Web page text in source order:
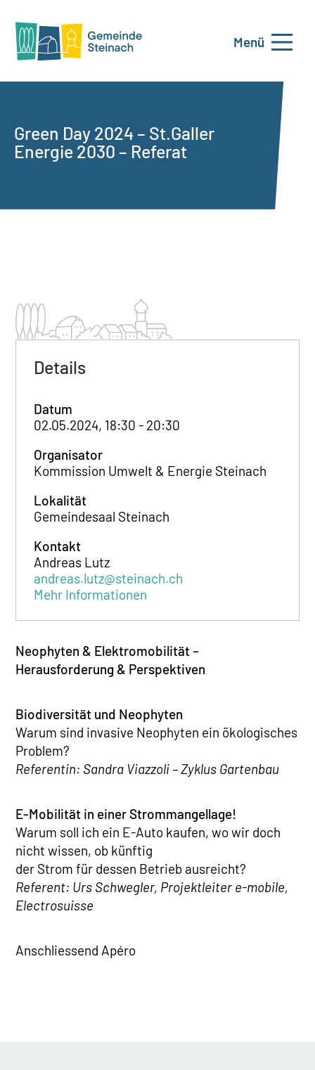
Menü
Green Day 2024 – St.Galler
Energie 2030 – Referat
Details
Datum
02.05.2024, 18:30 - 20:30
Organisator
Kommission Umwelt & Energie Steinach
Lokalität
Gemeindesaal Steinach
Kontakt
Andreas Lutz
andreas.lutz@steinach.ch
Mehr Informationen
Neophyten & Elektromobilität –
Herausforderung & Perspektiven
Biodiversität und Neophyten
Warum sind invasive Neophyten ein ökologisches
Problem?
Referentin: Sandra Viazzoli – Zyklus Gartenbau
E-Mobilität in einer Strommangellage!
Warum soll ich ein E-Auto kaufen, wo wir doch
nicht wissen, ob künftig
der Strom für dessen Betrieb ausreicht?
Referent: Urs Schwegler, Projektleiter e-mobile,
Electrosuisse
Anschliessend Apéro